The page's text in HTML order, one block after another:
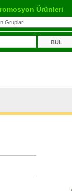
Ürünleri